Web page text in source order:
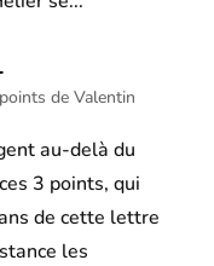
de Valentin
au-delà du
3 points, qui
de cette lettre
les